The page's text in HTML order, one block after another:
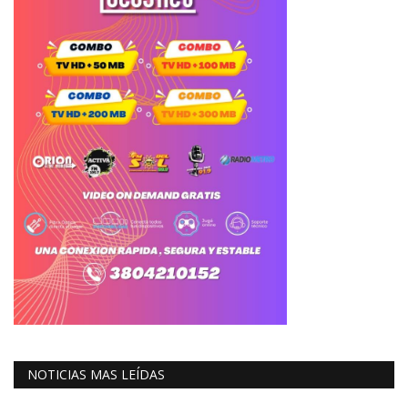
NOTICIAS MAS LEÍDAS